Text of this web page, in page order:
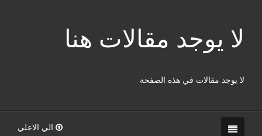
لا يوجد مقالات هنا
لا يوجد مقالات في هذه الصفحة
الي الاعلي